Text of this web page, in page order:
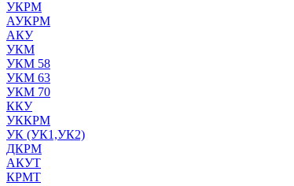
УКРМ
АУКРМ
АКУ
УКМ
УКМ 58
УКМ 63
УКМ 70
ККУ
УККРМ
УК (УК1,УК2)
ДКРМ
АКУТ
КРМТ